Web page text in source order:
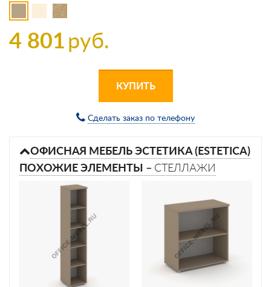
4 801руб.
КУПИТЬ
Сделать заказ по телефону
ОФИСНАЯ МЕБЕЛЬ ЭСТЕТИКА (ESTETICA)
ПОХОЖИЕ ЭЛЕМЕНТЫ – СТЕЛЛАЖИ